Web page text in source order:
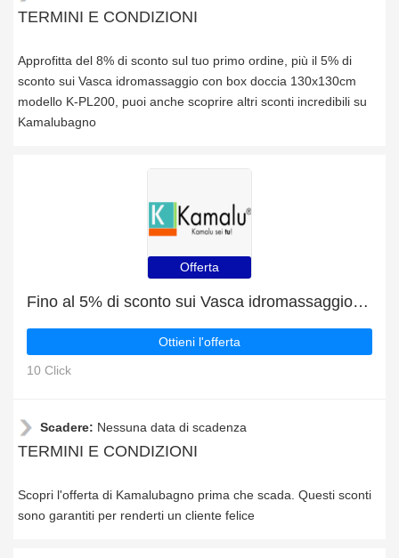
TERMINI E CONDIZIONI
Approfitta del 8% di sconto sul tuo primo ordine, più il 5% di
sconto sui Vasca idromassaggio con box doccia 130x130cm
modello K-PL200, puoi anche scoprire altri sconti incredibili su
Kamalubagno
Offerta
Fino al 5% di sconto sui Vasca idromassaggio per due persone modello 300K
Ottieni l'offerta
10 Click
Scadere: Nessuna data di scadenza
TERMINI E CONDIZIONI
Scopri l'offerta di Kamalubagno prima che scada. Questi sconti
sono garantiti per renderti un cliente felice